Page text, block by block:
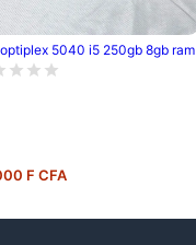
5040 i5 250gb 8gb ram
F CFA